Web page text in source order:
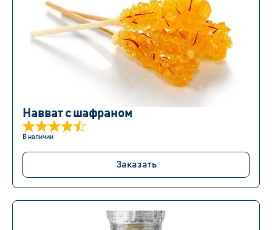
Навват с шафраном
В наличии
Заказать